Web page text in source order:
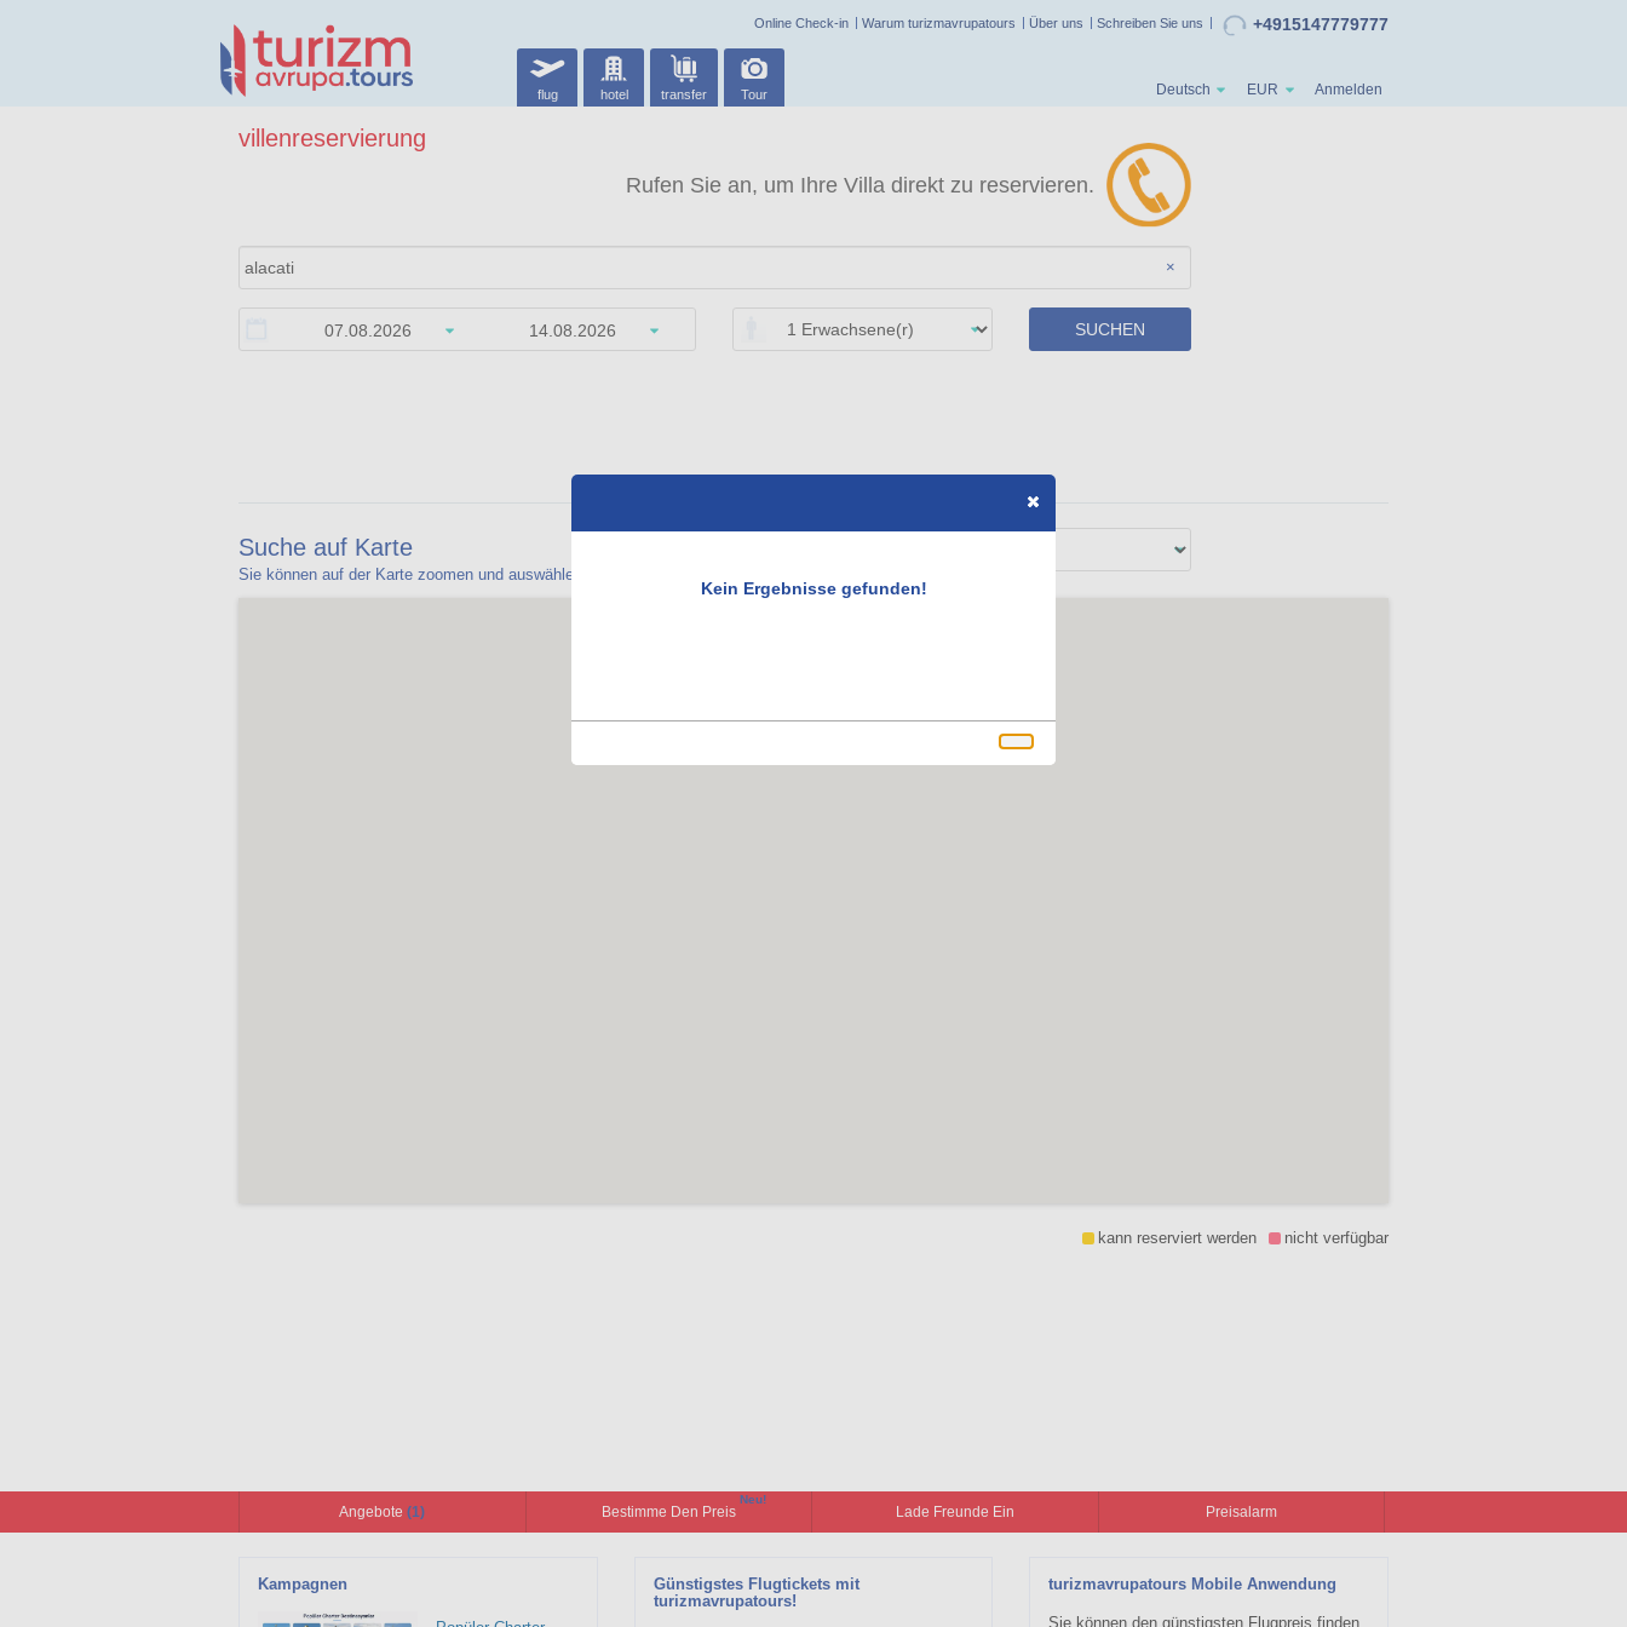
Online Check-in Warum turizmavrupatours Über uns Schreiben Sie uns +4915147779777
flug hotel transfer Tour Deutsch EUR Anmelden
villenreservierung
Rufen Sie an, um Ihre Villa direkt zu reservieren.
×
SUCHEN
Suche auf Karte
Sie können auf der Karte zoomen und auswählen, um Ihre Reservierung vorzunehmen.
kann reserviert werden nicht verfügbar
Angebote(1) Bestimme Den Preis
Neu!
Lade Freunde Ein Preisalarm
Kampagnen
Günstigstes Flugtickets mit
turizmavrupatours!
turizmavrupatours Mobile Anwendung
Sie können den günstigsten Flugpreis finden,
Kein Ergebnisse gefunden!